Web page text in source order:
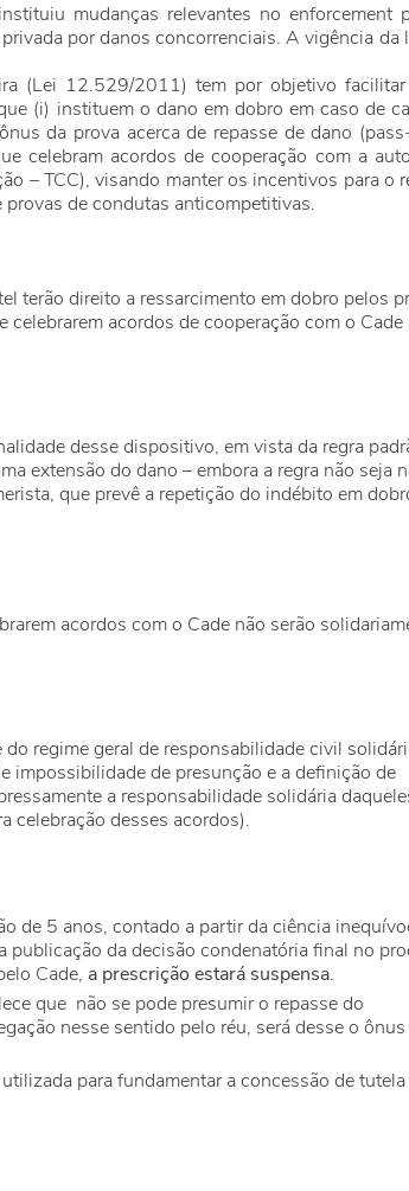
mudanças relevantes no enforcement
por danos concorrenciais. A vigência da
(Lei 12.529/2011) tem por objetivo
(i) instituem o dano em dobro em caso de
da prova acerca de repasse de dano
celebram acordos de cooperação com a
– TCC), visando manter os incentivos para o
provas de condutas anticompetitivas.
terão direito a ressarcimento em dobro pelos
celebrarem acordos de cooperação com o
desse dispositivo, em vista da regra
extensão do dano – embora a regra não seja
que prevê a repetição do indébito em
acordos com o Cade não serão
regime geral de responsabilidade civil
de presunção e a definição de
a responsabilidade solidária
celebração desses acordos).
de 5 anos, contado a partir da ciência
da decisão condenatória final no
Cade, a prescrição estará suspensa.
que não se pode presumir o repasse do
nesse sentido pelo réu, será desse o
para fundamentar a concessão de